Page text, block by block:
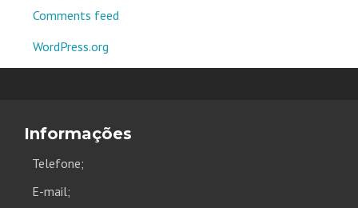
Comments feed
WordPress.org
Informações
Telefone;
E-mail;